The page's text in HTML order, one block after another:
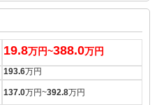
19.8万円~388.0万円
193.6万円
137.0万円~392.8万円